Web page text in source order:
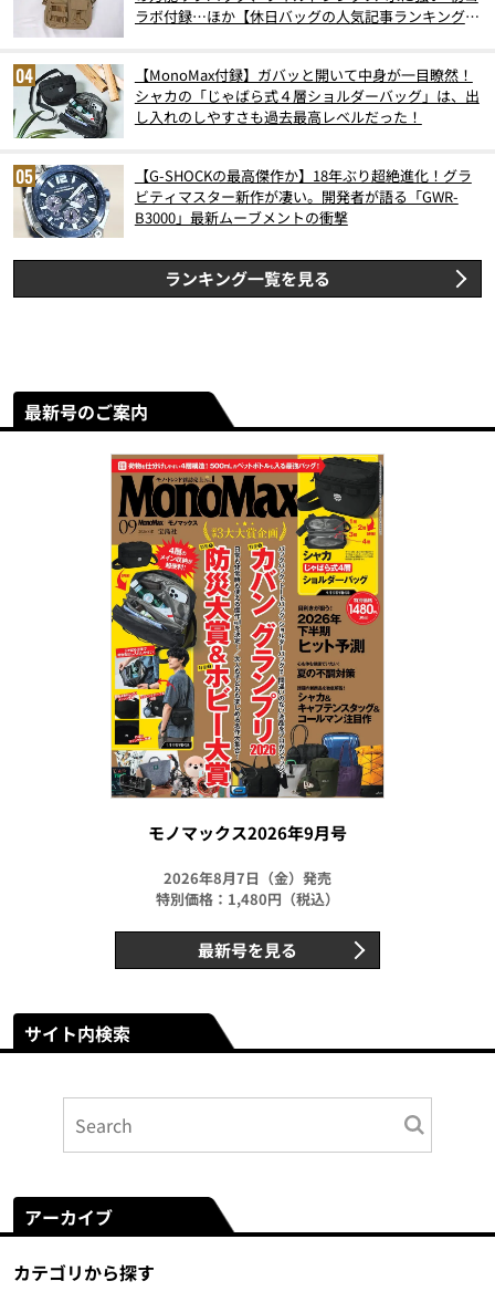
ラボ付録…ほか【休日バッグの人気記事ランキングベ
【MonoMax付録】ガバッと開いて中身が一目瞭然！
シャカの「じゃばら式４層ショルダーバッグ」は、出
し入れのしやすさも過去最高レベルだった！
【G-SHOCKの最高傑作か】18年ぶり超絶進化！グラ
ビティマスター新作が凄い。開発者が語る「GWR-
B3000」最新ムーブメントの衝撃
ランキング一覧を見る
最新号のご案内
モノマックス2026年9月号
2026年8月7日（金）発売
特別価格：1,480円（税込）
最新号を見る
サイト内検索
アーカイブ
カテゴリから探す